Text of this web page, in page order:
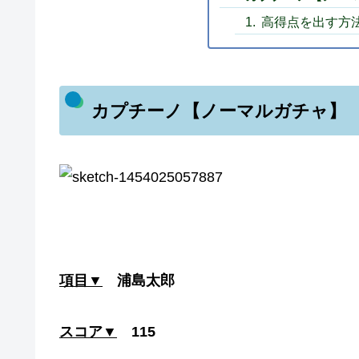
高得点を出す方
カプチーノ【ノーマルガチャ】
項目▼ 浦島太郎
スコア▼ 115